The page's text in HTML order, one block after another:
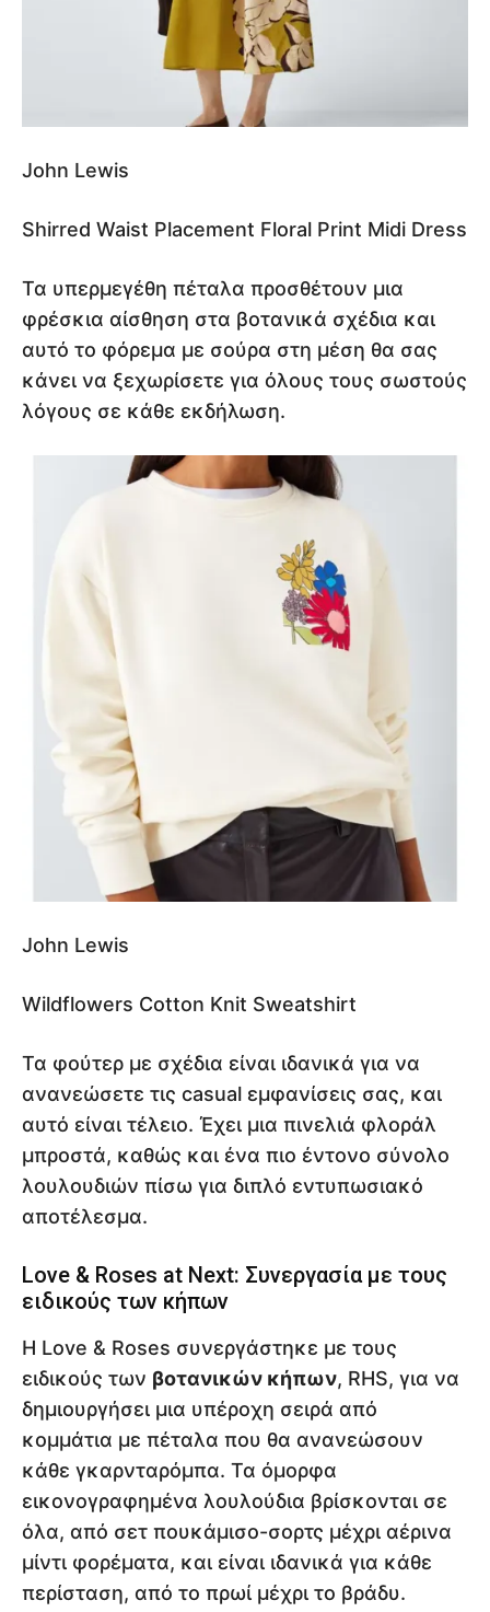
John Lewis
Shirred Waist Placement Floral Print Midi Dress
Τα υπερμεγέθη πέταλα προσθέτουν μια
φρέσκια αίσθηση στα βοτανικά σχέδια και
αυτό το φόρεμα με σούρα στη μέση θα σας
κάνει να ξεχωρίσετε για όλους τους σωστούς
λόγους σε κάθε εκδήλωση.
John Lewis
Wildflowers Cotton Knit Sweatshirt
Τα φούτερ με σχέδια είναι ιδανικά για να
ανανεώσετε τις casual εμφανίσεις σας, και
αυτό είναι τέλειο. Έχει μια πινελιά φλοράλ
μπροστά, καθώς και ένα πιο έντονο σύνολο
λουλουδιών πίσω για διπλό εντυπωσιακό
αποτέλεσμα.
Love & Roses at Next: Συνεργασία με τους
ειδικούς των κήπων
Η Love & Roses συνεργάστηκε με τους
ειδικούς των βοτανικών κήπων, RHS, για να
δημιουργήσει μια υπέροχη σειρά από
κομμάτια με πέταλα που θα ανανεώσουν
κάθε γκαρνταρόμπα. Τα όμορφα
εικονογραφημένα λουλούδια βρίσκονται σε
όλα, από σετ πουκάμισο-σορτς μέχρι αέρινα
μίντι φορέματα, και είναι ιδανικά για κάθε
περίσταση, από το πρωί μέχρι το βράδυ.